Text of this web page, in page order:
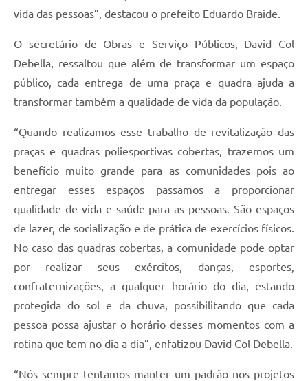
vida das pessoas”, destacou o prefeito Eduardo Braide.
O secretário de Obras e Serviço Públicos, David Col
Debella, ressaltou que além de transformar um espaço
público, cada entrega de uma praça e quadra ajuda a
transformar também a qualidade de vida da população.
“Quando realizamos esse trabalho de revitalização das
praças e quadras poliesportivas cobertas, trazemos um
benefício muito grande para as comunidades pois ao
entregar esses espaços passamos a proporcionar
qualidade de vida e saúde para as pessoas. São espaços
de lazer, de socialização e de prática de exercícios físicos.
No caso das quadras cobertas, a comunidade pode optar
por realizar seus exércitos, danças, esportes,
confraternizações, a qualquer horário do dia, estando
protegida do sol e da chuva, possibilitando que cada
pessoa possa ajustar o horário desses momentos com a
rotina que tem no dia a dia”, enfatizou David Col Debella.
“Nós sempre tentamos manter um padrão nos projetos